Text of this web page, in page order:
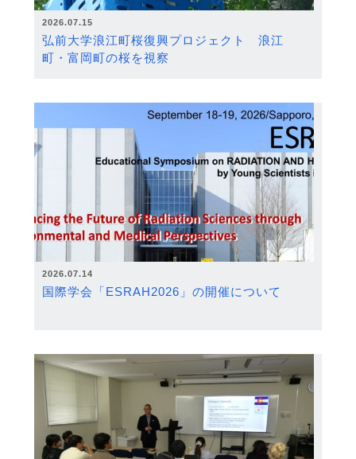
2026.07.15
弘前大学浪江町桜復興プロジェクト 浪江
町・富岡町の桜を視察
2026.07.14
国際学会「ESRAH2026」の開催について